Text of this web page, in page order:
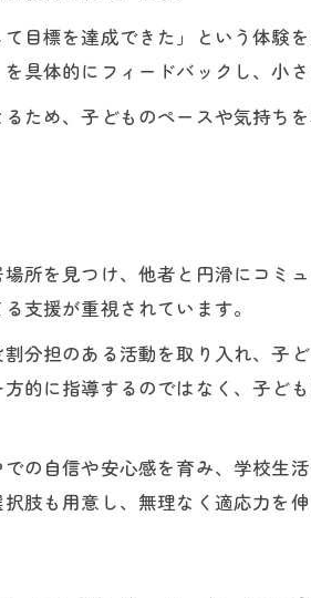
目標を達成できた」という体験
具体的にフィードバックし、小
ため、子どものペースや気持ち
所を見つけ、他者と円滑にコミ
支援が重視されています。
分担のある活動を取り入れ、子
的に指導するのではなく、子ど
の自信や安心感を育み、学校生
肢も用意し、無理なく適応力を伸